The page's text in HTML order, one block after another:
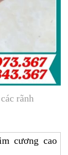
rãnh
cương cao